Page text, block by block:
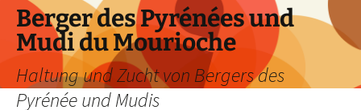
Zum
Inhalt
springen
Berger des Pyrénées und
Mudi du Mourioche
Haltung und Zucht von Bergers des
Pyrénée und Mudis